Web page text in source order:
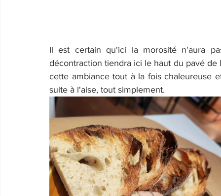
Il est certain qu'ici la morosité n'aura
décontraction tiendra ici le haut du pavé
cette ambiance tout à la fois chaleureuse
suite à l'aise, tout simplement.